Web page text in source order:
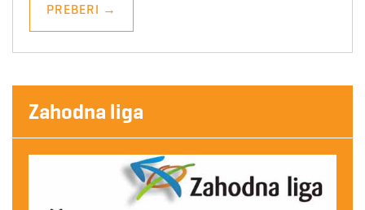
PREBERI →
Zahodna liga